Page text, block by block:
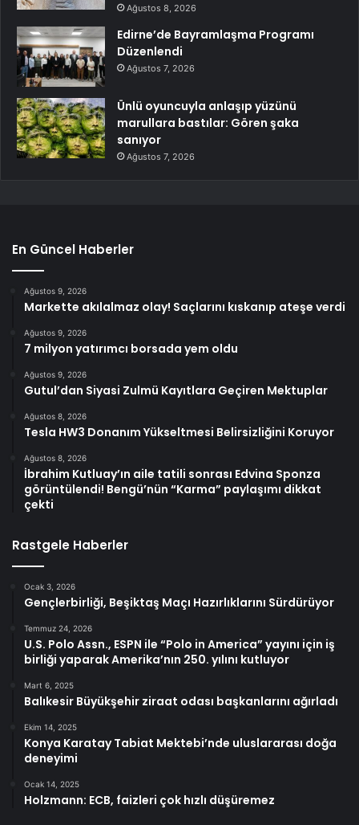
Ağustos 8, 2026
Edirne’de Bayramlaşma Programı
Düzenlendi
Ağustos 7, 2026
Ünlü oyuncuyla anlaşıp yüzünü
marullara bastılar: Gören şaka
sanıyor
Ağustos 7, 2026
En Güncel Haberler
Ağustos 9, 2026
Markette akılalmaz olay! Saçlarını kıskanıp ateşe verdi
Ağustos 9, 2026
7 milyon yatırımcı borsada yem oldu
Ağustos 9, 2026
Gutul’dan Siyasi Zulmü Kayıtlara Geçiren Mektuplar
Ağustos 8, 2026
Tesla HW3 Donanım Yükseltmesi Belirsizliğini Koruyor
Ağustos 8, 2026
İbrahim Kutluay’ın aile tatili sonrası Edvina Sponza
görüntülendi! Bengü’nün “Karma” paylaşımı dikkat
çekti
Rastgele Haberler
Ocak 3, 2026
Gençlerbirliği, Beşiktaş Maçı Hazırlıklarını Sürdürüyor
Temmuz 24, 2026
U.S. Polo Assn., ESPN ile “Polo in America” yayını için iş
birliği yaparak Amerika’nın 250. yılını kutluyor
Mart 6, 2025
Balıkesir Büyükşehir ziraat odası başkanlarını ağırladı
Ekim 14, 2025
Konya Karatay Tabiat Mektebi’nde uluslararası doğa
deneyimi
Ocak 14, 2025
Holzmann: ECB, faizleri çok hızlı düşüremez